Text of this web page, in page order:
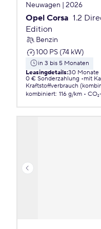
Neuwagen | 2026
Opel Corsa 1.2
Edition
Benzin
100 PS (74 kW)
in 3 bis 5 Monaten
Leasingdetails:30 Monate
0 € Sonderzahlung
mit
Kraftstoffverbrauch
kombiniert: 116 g/km